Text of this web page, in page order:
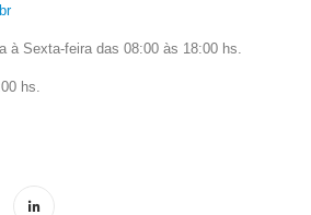
à Sexta-feira das 08:00 às 18:00 hs.
hs.